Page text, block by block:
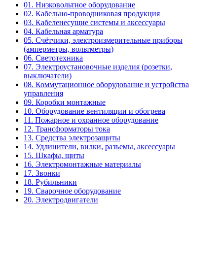
01. Низковольтное оборудование
02. Кабельно-проводниковая продукция
03. Кабеленесущие системы и аксессуары
04. Кабельная арматура
05. Счётчики, электроизмерительные приборы
(амперметры, вольтметры)
06. Светотехника
07. Электроустановочные изделия (розетки,
выключатели)
08. Коммутационное оборудование и устройства
управления
09. Коробки монтажные
10. Оборудование вентиляции и обогрева
11. Пожарное и охранное оборудование
12. Трансформаторы тока
13. Средства электрозащиты
14. Удлинители, вилки, разъемы, аксессуары
15. Шкафы, щиты
16. Электромонтажные материалы
17. Звонки
18. Рубильники
19. Сварочное оборудование
20. Электродвигатели